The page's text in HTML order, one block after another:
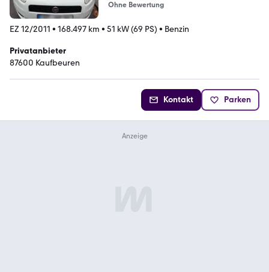
Ohne Bewertung
EZ 12/2011 • 168.497 km • 51 kW (69 PS) • Benzin
Privatanbieter
87600 Kaufbeuren
Kontakt Parken